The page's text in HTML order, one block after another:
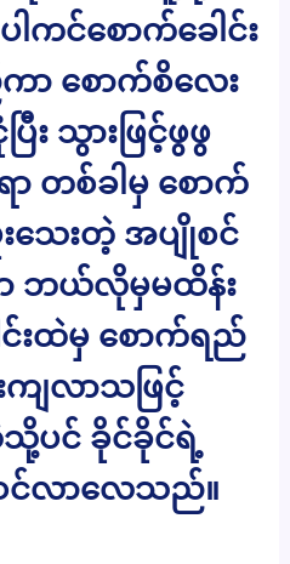
ကင်စောက်ခေါင်း
စောက်စိလေး
း သွားဖြင့်ဖွဖွ
တစ်ခါမှ စောက်
ေးတဲ့ အပျိုစင်
ာ ဘယ်လိုမှမထိန်း
းထဲမှ စောက်ရည်
ျလာသဖြင့်
သို့ပင် ခိုင်ခိုင်ရဲ့
င်လာလေသည်။